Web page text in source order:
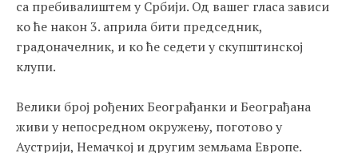
са пребивалиштем у Србији. Од вашег гласа зависи
ко ће након 3. априла бити председник,
градоначелник, и ко ће седети у скупштинској
клупи.
Велики број рођених Београђанки и Београђана
живи у непосредном окружењу, поготово у
Аустрији, Немачкој и другим земљама Европе.